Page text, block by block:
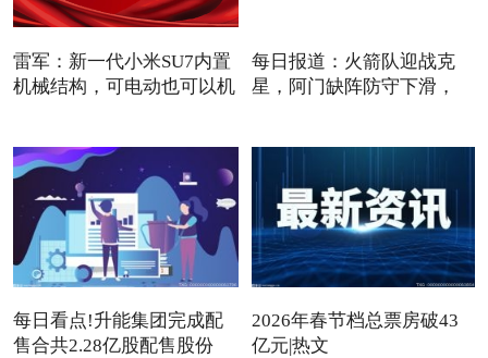
雷军：新一代小米SU7内置
机械结构，可电动也可以机
每日报道：火箭队迎战克
星，阿门缺阵防守下滑，
每日看点!升能集团完成配
售合共2.28亿股配售股份
2026年春节档总票房破43
亿元|热文